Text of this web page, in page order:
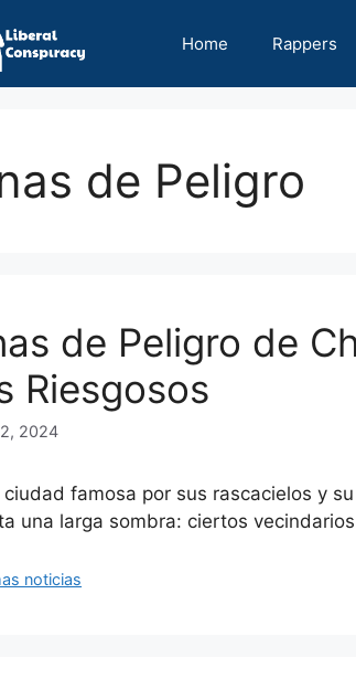
Home Rappers
de Peligro
de Peligro de
Riesgosos
2024
ciudad famosa por sus rascacielos y
una larga sombra: ciertos
noticias